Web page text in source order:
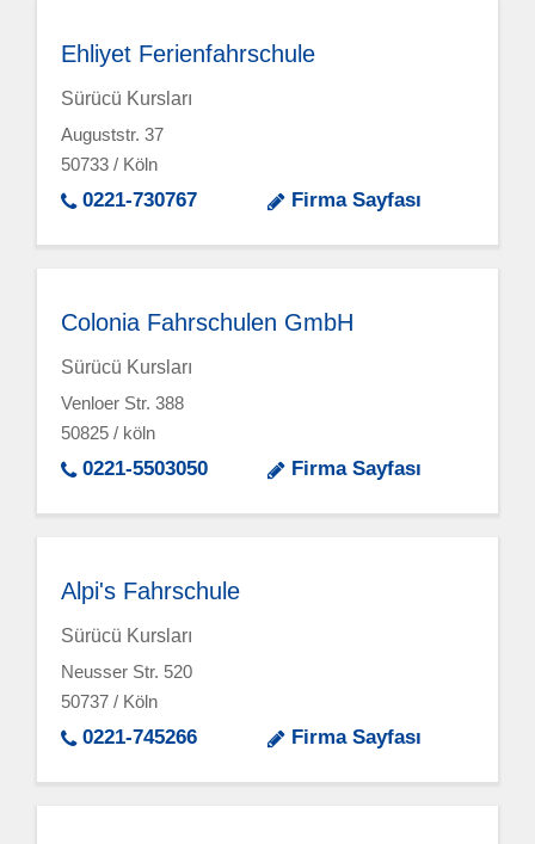
Ehliyet Ferienfahrschule
Sürücü Kursları
Auguststr. 37
50733 / Köln
0221-730767 Firma Sayfası
Colonia Fahrschulen GmbH
Sürücü Kursları
Venloer Str. 388
50825 / köln
0221-5503050 Firma Sayfası
Alpi's Fahrschule
Sürücü Kursları
Neusser Str. 520
50737 / Köln
0221-745266 Firma Sayfası